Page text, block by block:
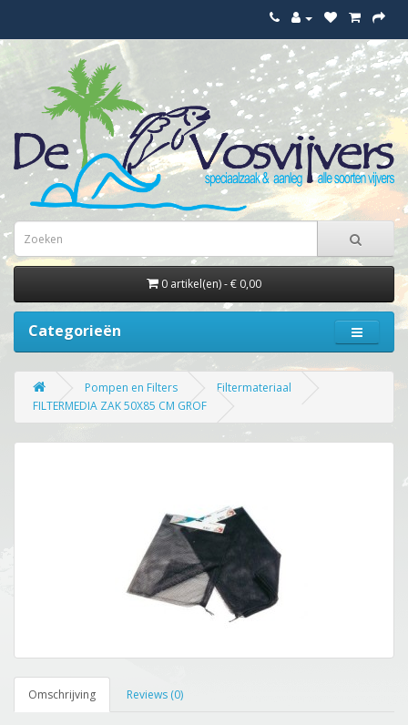
0 artikel(en) - € 0,00
Categorieën
Pompen en Filters
Filtermateriaal
FILTERMEDIA ZAK 50X85 CM GROF
Omschrijving Reviews (0)